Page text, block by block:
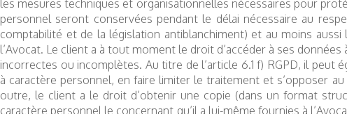
les mesures techniques et organisationnelles nécessaires pour
personnel seront conservées pendant le délai nécessaire au
comptabilité et de la législation antiblanchiment) et au moins
l’Avocat. Le client a à tout moment le droit d’accéder à ses
incorrectes ou incomplètes. Au titre de l’article 6.1 f) RGPD, il
à caractère personnel, en faire limiter le traitement et s’opposer
outre, le client a le droit d’obtenir une copie (dans un format
caractère personnel le concernant qu’il a lui-même fournies à